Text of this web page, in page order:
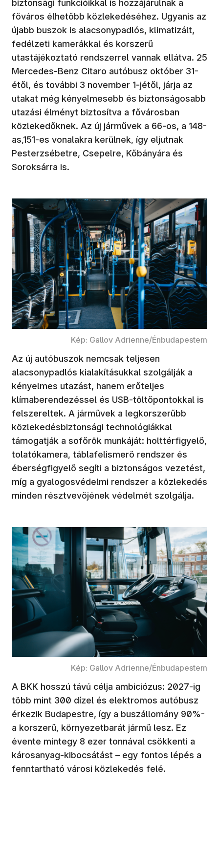
biztonsági funkcióikkal is hozzájárulnak a
főváros élhetőbb közlekedéséhez. Ugyanis az
újabb buszok is alacsonypadlós, klimatizált,
fedélzeti kamerákkal és korszerű
utastájékoztató rendszerrel vannak ellátva. 25
Mercedes-Benz Citaro autóbusz október 31-
étől, és további 3 november 1-jétől, járja az
utakat még kényelmesebb és biztonságosabb
utazási élményt biztosítva a fővárosban
közlekedőknek. Az új járművek a 66-os, a 148-
as,151-es vonalakra kerülnek, így eljutnak
Pesterzsébetre, Csepelre, Kőbányára és
Soroksárra is.
Kép: Gallov Adrienne/Énbudapestem
Az új autóbuszok nemcsak teljesen
alacsonypadlós kialakításukkal szolgálják a
kényelmes utazást, hanem erőteljes
klímaberendezéssel és USB-töltőpontokkal is
felszereltek. A járművek a legkorszerűbb
közlekedésbiztonsági technológiákkal
támogatják a sofőrök munkáját: holttérfigyelő,
tolatókamera, táblafelismerő rendszer és
éberségfigyelő segíti a biztonságos vezetést,
míg a gyalogosvédelmi rendszer a közlekedés
minden résztvevőjének védelmét szolgálja.
Kép: Gallov Adrienne/Énbudapestem
A BKK hosszú távú célja ambiciózus: 2027-ig
több mint 300 dízel és elektromos autóbusz
érkezik Budapestre, így a buszállomány 90%-
a korszerű, környezetbarát jármű lesz. Ez
évente mintegy 8 ezer tonnával csökkenti a
károsanyag-kibocsátást – egy fontos lépés a
fenntartható városi közlekedés felé.